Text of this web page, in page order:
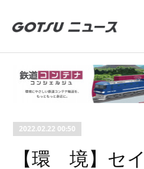
2022.02.22 00:50
【環 境】セ